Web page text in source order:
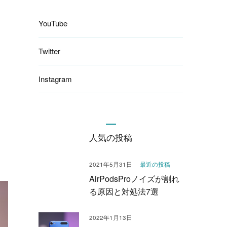
YouTube
Twitter
Instagram
人気の投稿
最近の投稿
AirPodsProノイズが割れ
る原因と対処法7選
2021年5月31日
2022年1月13日